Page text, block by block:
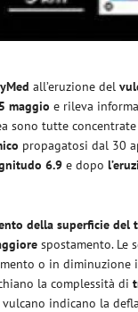
all’eruzione del
maggio e rileva
tutte concentrate
propagatosi dal 30
6.9e dopo
della superficie del
spostamento. Le
o in diminuzione
la complessità di
indicano la